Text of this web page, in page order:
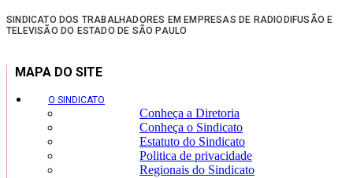
SINDICATO DOS TRABALHADORES EM EMPRESAS DE RADIODIFUSÃO E
TELEVISÃO DO ESTADO DE SÃO PAULO
MAPA DO SITE
O SINDICATO
Conheça a Diretoria
Conheça o Sindicato
Estatuto do Sindicato
Politica de privacidade
Regionais do Sindicato